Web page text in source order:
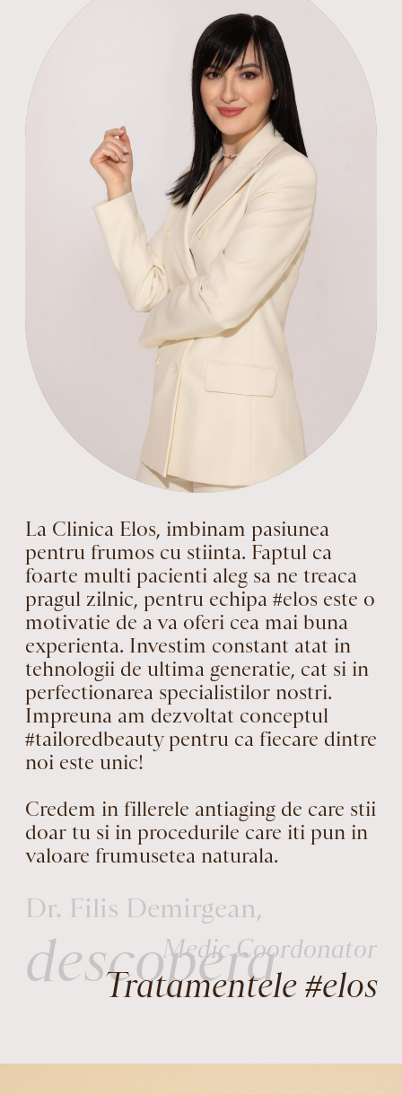
La Clinica Elos, imbinam pasiunea
pentru frumos cu stiinta. Faptul ca
foarte multi pacienti aleg sa ne treaca
pragul zilnic, pentru echipa #elos este o
motivatie de a va oferi cea mai buna
experienta. Investim constant atat in
tehnologii de ultima generatie, cat si in
perfectionarea specialistilor nostri.
Impreuna am dezvoltat conceptul
#tailoredbeauty pentru ca fiecare dintre
noi este unic!
Credem in fillerele antiaging de care stii
doar tu si in procedurile care iti pun in
valoare frumusetea naturala.
Dr. Filis Demirgean,
Medic Coordonator
descopera
Tratamentele #elos